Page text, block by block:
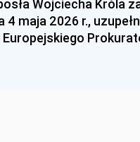
Wojciecha Króla
maja 2026 r.,